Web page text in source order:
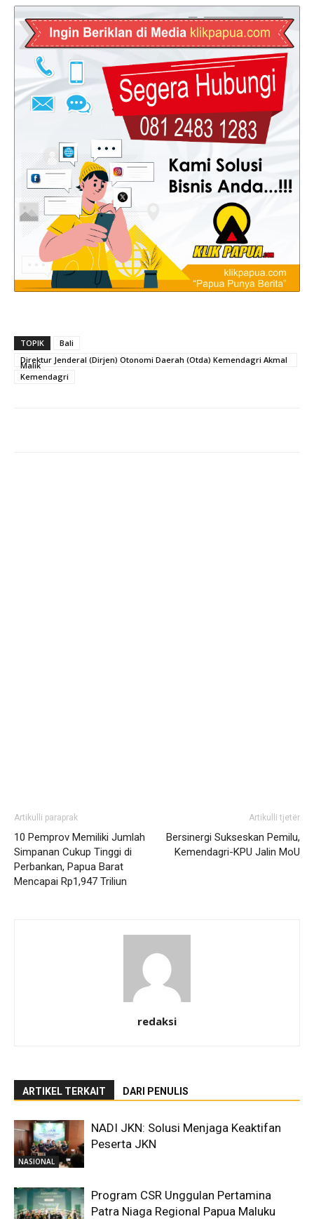
TOPIK
Bali
Direktur Jenderal (Dirjen) Otonomi Daerah (Otda) Kemendagri Akmal
Malik
Kemendagri
Artikulli paraprak
10 Pemprov Memiliki Jumlah
Simpanan Cukup Tinggi di
Perbankan, Papua Barat
Mencapai Rp1,947 Triliun
Artikulli tjetër
Bersinergi Sukseskan Pemilu,
Kemendagri-KPU Jalin MoU
redaksi
ARTIKEL TERKAIT DARI PENULIS
NASIONAL
NADI JKN: Solusi Menjaga Keaktifan
Peserta JKN
Program CSR Unggulan Pertamina
Patra Niaga Regional Papua Maluku